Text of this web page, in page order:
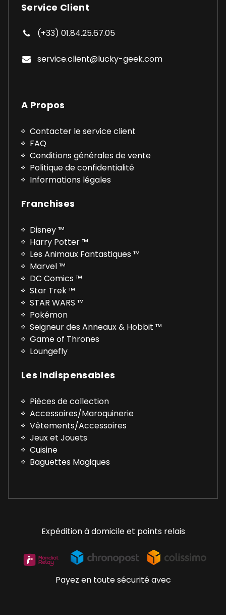
Service Client
(+33) 01.84.25.67.05
service.client@lucky-geek.com
A Propos
Contacter le service client
FAQ
Conditions générales de vente
Politique de confidentialité
Informations légales
Franchises
Disney ™
Harry Potter ™
Les Animaux Fantastiques ™
Marvel ™
DC Comics ™
Star Trek ™
STAR WARS ™
Pokémon
Seigneur des Anneaux & Hobbit ™
Game of Thrones
Loungefly
Les Indispensables
Pièces de collection
Accessoires/Maroquinerie
Vêtements/Accessoires
Jeux et Jouets
Cuisine
Baguettes Magiques
Expédition à domicile et points relais
Payez en toute sécurité avec